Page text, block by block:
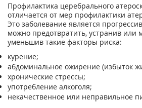
Профилактика церебрального
отличается от мер профилактики
Это заболевание является
можно предотвратить, устранив или
уменьшив такие факторы риска:
курение;
абдоминальное ожирение (избыток
хронические стрессы;
употребление алкоголя;
некачественное или неправильное